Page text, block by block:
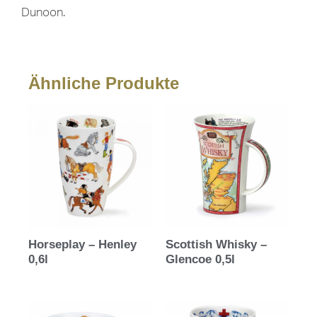
Dunoon.
Ähnliche Produkte
Horseplay – Henley
0,6l
Scottish Whisky –
Glencoe 0,5l